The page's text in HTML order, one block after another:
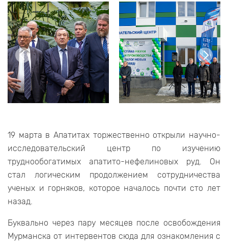
19 марта в Апатитах торжественно открыли научно-
исследовательский центр по изучению
труднообогатимых апатито-нефелиновых руд. Он
стал логическим продолжением сотрудничества
ученых и горняков, которое началось почти сто лет
назад.
Буквально через пару месяцев после освобождения
Мурманска от интервентов сюда для ознакомления с